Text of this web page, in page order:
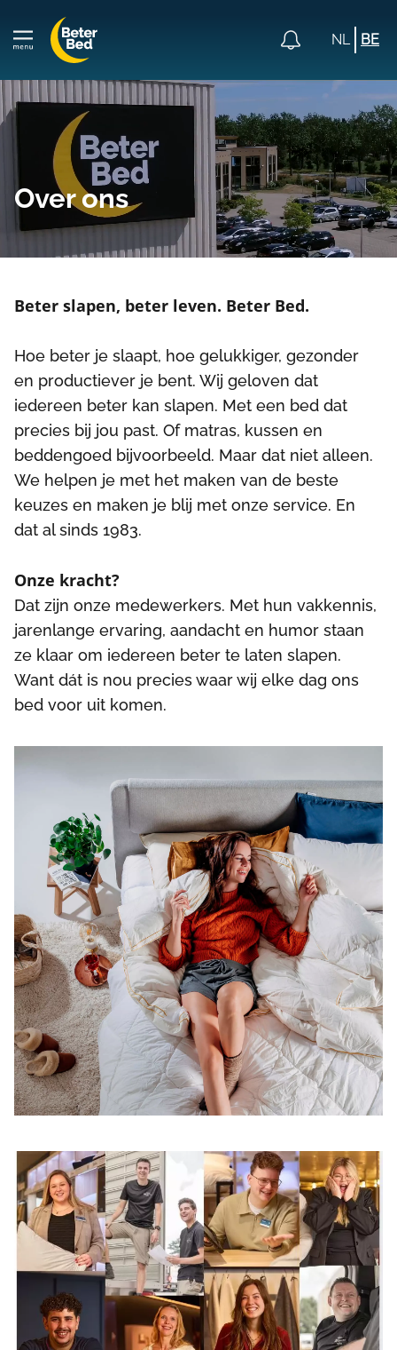
NL BE
Over ons
Beter slapen, beter leven. Beter Bed.
Hoe beter je slaapt, hoe gelukkiger, gezonder
en productiever je bent. Wij geloven dat
iedereen beter kan slapen. Met een bed dat
precies bij jou past. Of matras, kussen en
beddengoed bijvoorbeeld. Maar dat niet alleen.
We helpen je met het maken van de beste
keuzes en maken je blij met onze service. En
dat al sinds 1983.
Onze kracht?
Dat zijn onze medewerkers. Met hun vakkennis,
jarenlange ervaring, aandacht en humor staan
ze klaar om iedereen beter te laten slapen.
Want dát is nou precies waar wij elke dag ons
bed voor uit komen.